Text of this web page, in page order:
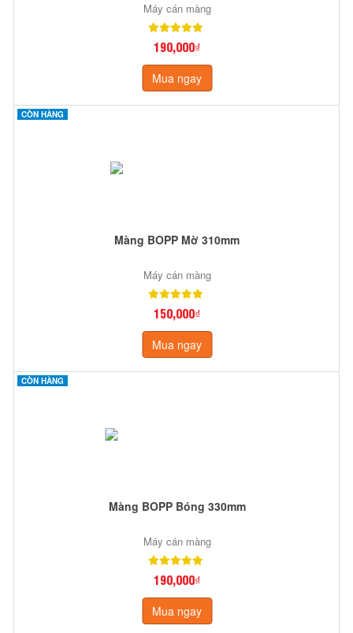
Máy cán màng
190,000₫
Mua ngay
CÒN HÀNG
Màng BOPP Mờ 310mm
Máy cán màng
150,000₫
Mua ngay
CÒN HÀNG
Màng BOPP Bóng 330mm
Máy cán màng
190,000₫
Mua ngay